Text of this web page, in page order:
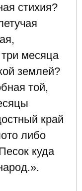
стихия?
месяца
землей?
той,
край
либо
куда